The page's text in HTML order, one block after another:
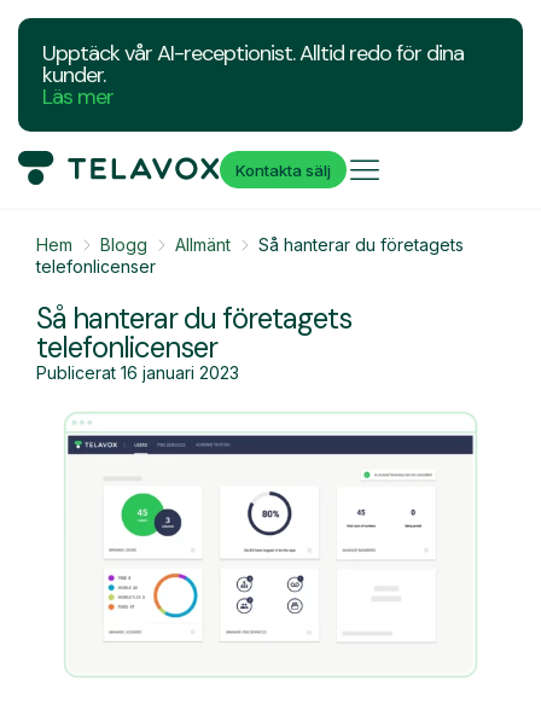
Upptäck vår AI-receptionist. Alltid redo för dina
kunder.
Läs mer
Kontakta sälj
Hem Blogg Allmänt
Så hanterar du företagets
telefonlicenser
Så hanterar du företagets
telefonlicenser
Publicerat 16 januari 2023